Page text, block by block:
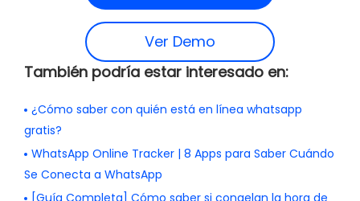
Ver Demo
También podría estar interesado en:
¿Cómo saber con quién está en línea whatsapp
gratis?
WhatsApp Online Tracker | 8 Apps para Saber Cuándo
Se Conecta a WhatsApp
[Guía Completa] Cómo saber si congelan la hora de